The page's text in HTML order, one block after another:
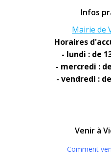
Infos
Mairie de
Horaires
- lundi : de
- mercredi :
- vendredi :
Venir à
Comment